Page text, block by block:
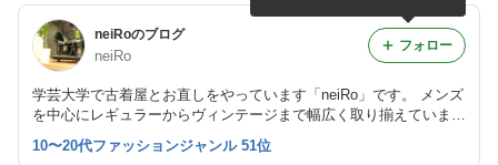
neiRoのブログ
neiRo
学芸大学で古着屋とお直しをやっています「neiRo」です。 メンズ
を中心にレギュラーからヴィンテージまで幅広く取り揃えていま
ろしくお願いします。
フォロー
10〜20代ファッションジャンル 51位